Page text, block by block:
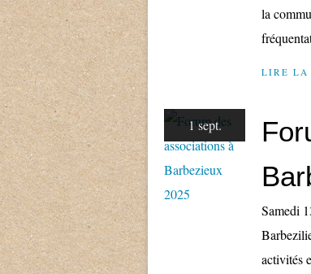
la
LIRE LA
1 sept.
Samedi
activités